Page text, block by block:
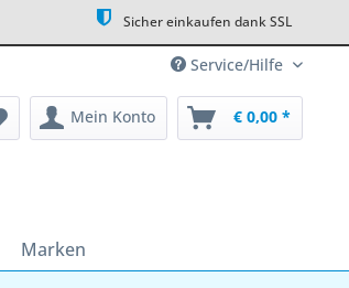
Sicher einkaufen dank SSL
Service/Hilfe
Mein Konto € 0,00 *
Marken